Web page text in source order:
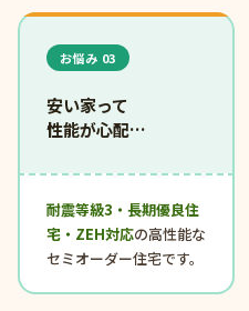
お悩み 03
安い家って
性能が心配…
耐震等級3・長期優良住
宅・ZEH対応の高性能な
セミオーダー住宅です。